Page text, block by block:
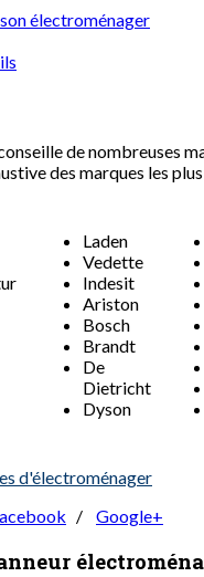
électroménager
de nombreuses
des marques les
Laden
Vedette
Indesit
Ariston
Bosch
Brandt
De
Dietricht
Dyson
/ Google+